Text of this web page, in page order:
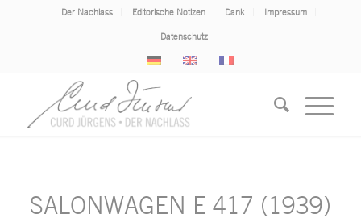
Der Nachlass Editorische Notizen Dank Impressum
Datenschutz
SALONWAGEN E 417 (1939)